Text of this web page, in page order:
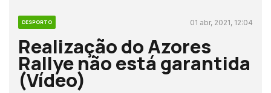
DESPORTO 01 abr, 2021, 12:04
Realização do Azores
Rallye não está garantida
(Vídeo)